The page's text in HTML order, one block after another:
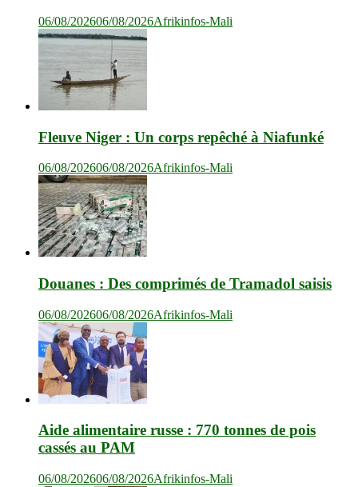
06/08/202606/08/2026Afrikinfos-Mali
Fleuve Niger : Un corps repêché à Niafunké
06/08/202606/08/2026Afrikinfos-Mali
Douanes : Des comprimés de Tramadol saisis
06/08/202606/08/2026Afrikinfos-Mali
Aide alimentaire russe : 770 tonnes de pois
cassés au PAM
06/08/202606/08/2026Afrikinfos-Mali